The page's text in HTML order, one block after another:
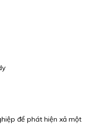
để phát hiện xả một